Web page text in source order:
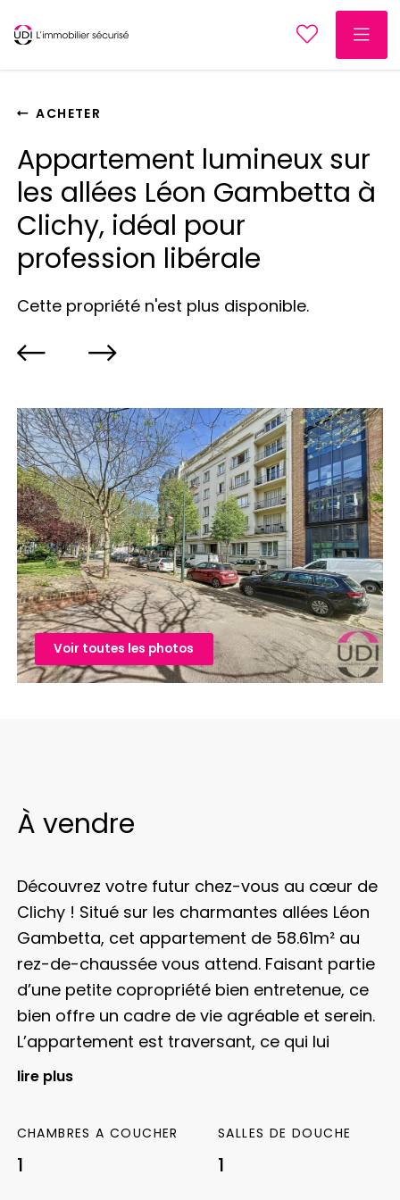
ACHETER
Appartement lumineux sur
les allées Léon Gambetta à
Clichy, idéal pour
profession libérale
Cette propriété n'est plus disponible.
Voir toutes les photos
À vendre
Découvrez votre futur chez-vous au cœur de
Clichy ! Situé sur les charmantes allées Léon
Gambetta, cet appartement de 58.61m² au
rez-de-chaussée vous attend. Faisant partie
d’une petite copropriété bien entretenue, ce
bien offre un cadre de vie agréable et serein.
L’appartement est traversant, ce qui lui
confère une luminosité optimale tout au long
pour une profession libérale, cet
lire plus
CHAMBRES A COUCHER
1
SALLES DE DOUCHE
1